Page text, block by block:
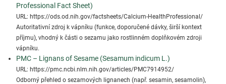
Professional Fact Sheet)
URL: https://ods.od.nih.gov/factsheets/Calcium-HealthProfessional/
Autoritativní zdroj k vápníku (funkce, doporučené dávky, širší kontext
příjmu), vhodný k části o sezamu jako rostlinném doplňkovém zdroji
vápníku.
PMC – Lignans of Sesame (Sesamum indicum L.)
URL: https://pmc.ncbi.nlm.nih.gov/articles/PMC7914952/
Odborný přehled o sezamových lignanech (např. sesamin, sesamolin),